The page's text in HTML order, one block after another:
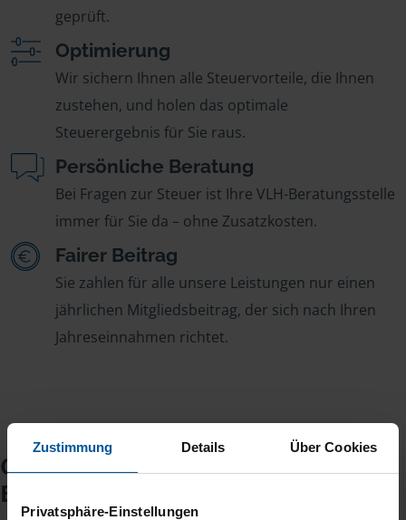
Zustimmung Details Über Cookies
Privatsphäre-Einstellungen
geprüft.
Optimierung
Wir sichern Ihnen alle Steuervorteile, die Ihnen
zustehen, und holen das optimale
Steuerergebnis für Sie raus.
Persönliche Beratung
Bei Fragen zur Steuer ist Ihre VLH-Beratungsstelle
immer für Sie da – ohne Zusatzkosten.
Fairer Beitrag
Sie zahlen für alle unsere Leistungen nur einen
jährlichen Mitgliedsbeitrag, der sich nach Ihren
Jahreseinnahmen richtet.
Checkliste für Ihr
Beratungsgespräch